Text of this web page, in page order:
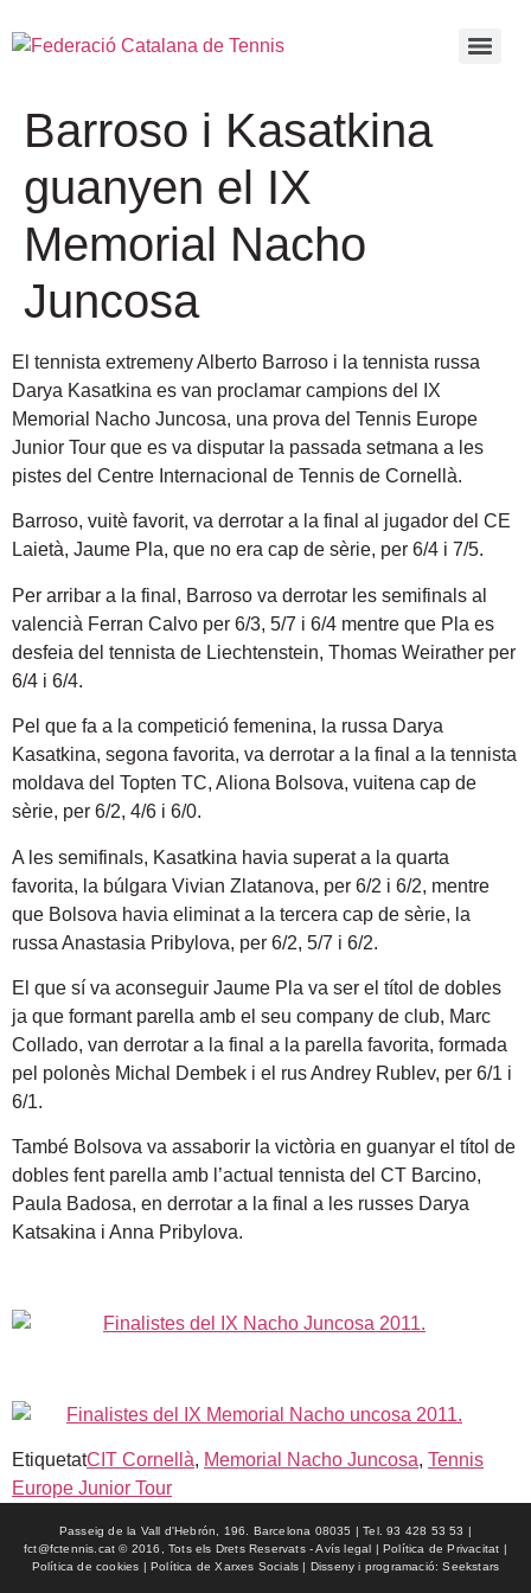
Barroso i Kasatkina
guanyen el IX
Memorial Nacho
Juncosa
El tennista extremeny Alberto Barroso i la tennista russa
Darya Kasatkina es van proclamar campions del IX
Memorial Nacho Juncosa, una prova del Tennis Europe
Junior Tour que es va disputar la passada setmana a les
pistes del Centre Internacional de Tennis de Cornellà.
Barroso, vuitè favorit, va derrotar a la final al jugador del CE
Laietà, Jaume Pla, que no era cap de sèrie, per 6/4 i 7/5.
Per arribar a la final, Barroso va derrotar les semifinals al
valencià Ferran Calvo per 6/3, 5/7 i 6/4 mentre que Pla es
desfeia del tennista de Liechtenstein, Thomas Weirather per
6/4 i 6/4.
Pel que fa a la competició femenina, la russa Darya
Kasatkina, segona favorita, va derrotar a la final a la tennista
moldava del Topten TC, Aliona Bolsova, vuitena cap de
sèrie, per 6/2, 4/6 i 6/0.
A les semifinals, Kasatkina havia superat a la quarta
favorita, la búlgara Vivian Zlatanova, per 6/2 i 6/2, mentre
que Bolsova havia eliminat a la tercera cap de sèrie, la
russa Anastasia Pribylova, per 6/2, 5/7 i 6/2.
El que sí va aconseguir Jaume Pla va ser el títol de dobles
ja que formant parella amb el seu company de club, Marc
Collado, van derrotar a la final a la parella favorita, formada
pel polonès Michal Dembek i el rus Andrey Rublev, per 6/1 i
6/1.
També Bolsova va assaborir la victòria en guanyar el títol de
dobles fent parella amb l’actual tennista del CT Barcino,
Paula Badosa, en derrotar a la final a les russes Darya
Katsakina i Anna Pribylova.
EtiquetatCIT Cornellà, Memorial Nacho Juncosa, Tennis
Europe Junior Tour
Passeig de la Vall d'Hebrón, 196. Barcelona 08035 | Tel. 93 428 53 53 |
fct@fctennis.cat © 2016, Tots els Drets Reservats - Avís legal | Política de Privacitat |
Política de cookies | Política de Xarxes Socials | Disseny i programació: Seekstars